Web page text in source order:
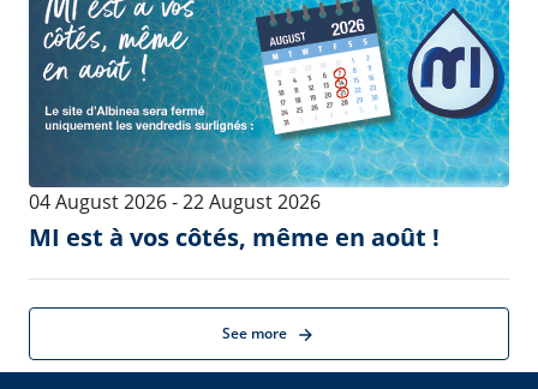
Medidor de leite - iMilkNano
& MMC
Medidor de leite - iMilk600
Medidor de Leite - ACR Smart
MMV
Extrator Automático -
ACRsmart
Soluções de limpeza
Software de Gestão do
Rebanho
Software de Gestão do
Rebanho EXT
Produção de Leite de
Precisão
Farm Services
Teteiras (LES)